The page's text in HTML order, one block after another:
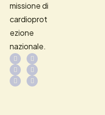
missione di
cardioprot
ezione
nazionale.